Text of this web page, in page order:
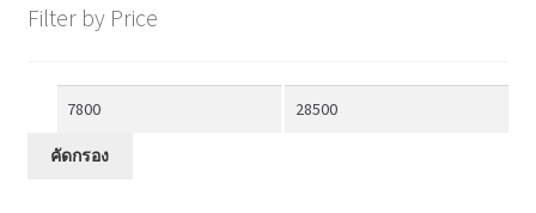
Filter by Price
ราคา
ต่ำ
ราคา
คัดกรอง